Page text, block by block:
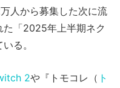
人から募集した次に流
「2025年上半期ネク
る。
2や『トモコレ（ ト